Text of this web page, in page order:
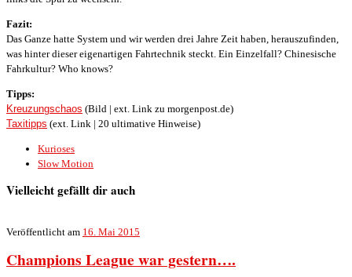
Fazit:
Das Ganze hatte System und wir werden drei Jahre Zeit haben, herauszufinden,
was hinter dieser eigenartigen Fahrtechnik steckt. Ein Einzelfall? Chinesische
Fahrkultur? Who knows?
Tipps:
Kreuzungschaos (Bild | ext. Link zu morgenpost.de)
Taxitipps (ext. Link | 20 ultimative Hinweise)
Kurioses
Slow Motion
Vielleicht gefällt dir auch
Veröffentlicht am 16. Mai 2015
Champions League war gestern….